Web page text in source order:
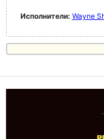
Исполнители: Wayne